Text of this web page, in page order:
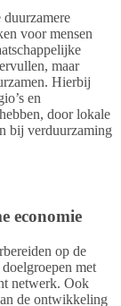
voor mensen
maar
Hierbij
en
door lokale
bij verduurzaming
economie
op de
met
netwerk. Ook
de ontwikkeling